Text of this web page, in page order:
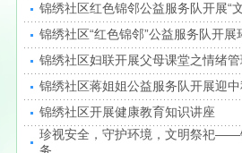
锦绣社区红色锦邻公益服务队开展“
锦绣社区“红色锦邻”公益服务队开
锦绣社区妇联开展父母课堂之情绪
锦绣社区蒋姐姐公益服务队开展迎
锦绣社区开展健康教育知识讲座
珍视安全，守护环境，文明祭祀——